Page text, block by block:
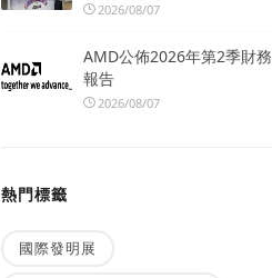
2026/08/07
AMD公佈2026年第2季財務
報告
2026/08/07
熱門標籤
國際發明展